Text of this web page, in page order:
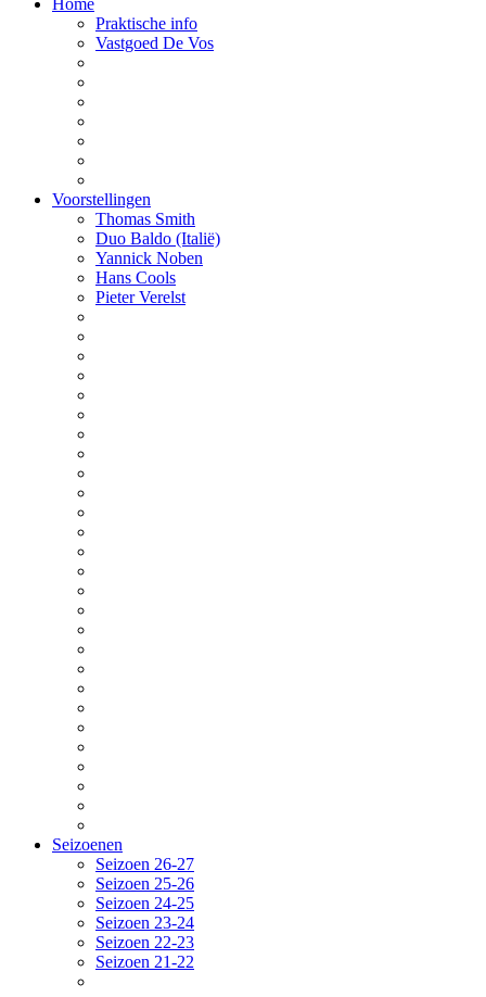
Home
Praktische info
Vastgoed De Vos
Voorstellingen
Thomas Smith
Duo Baldo (Italië)
Yannick Noben
Hans Cools
Pieter Verelst
Seizoenen
Seizoen 26-27
Seizoen 25-26
Seizoen 24-25
Seizoen 23-24
Seizoen 22-23
Seizoen 21-22